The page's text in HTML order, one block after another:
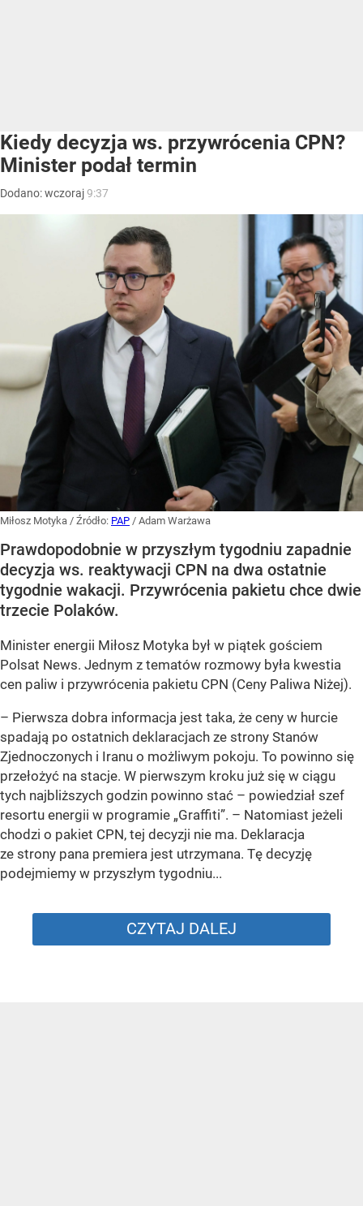
Kiedy decyzja ws. przywrócenia CPN?
Minister podał termin
Dodano:wczoraj9:37
Miłosz Motyka / Źródło: PAP / Adam Warżawa
Prawdopodobnie w przyszłym tygodniu zapadnie
decyzja ws. reaktywacji CPN na dwa ostatnie
tygodnie wakacji. Przywrócenia pakietu chce dwie
trzecie Polaków.
Minister energii Miłosz Motyka był w piątek gościem
Polsat News. Jednym z tematów rozmowy była kwestia
cen paliw i przywrócenia pakietu CPN (Ceny Paliwa Niżej).
– Pierwsza dobra informacja jest taka, że ceny w hurcie
spadają po ostatnich deklaracjach ze strony Stanów
Zjednoczonych i Iranu o możliwym pokoju. To powinno się
przełożyć na stacje. W pierwszym kroku już się w ciągu
tych najbliższych godzin powinno stać – powiedział szef
resortu energii w programie „Graffiti”. – Natomiast jeżeli
chodzi o pakiet CPN, tej decyzji nie ma. Deklaracja
ze strony pana premiera jest utrzymana. Tę decyzję
podejmiemy w przyszłym tygodniu...
CZYTAJ DALEJ